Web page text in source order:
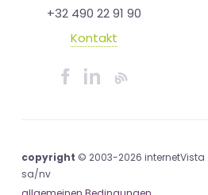
+32 490 22 91 90
Kontakt
copyright © 2003-2026 internetVista
sa/nv